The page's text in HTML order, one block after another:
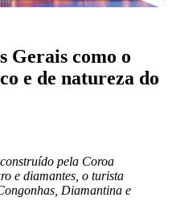
Gerais como o
e de natureza do
pela Coroa
e diamantes, o turista
Diamantina e